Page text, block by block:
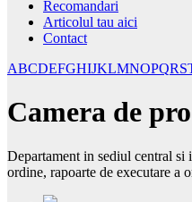
Recomandari
Articolul tau aici
Contact
ABCDEFGHIJKLMNOPQRS
Camera de
Departament in sediul central si
ordine, rapoarte de executare a